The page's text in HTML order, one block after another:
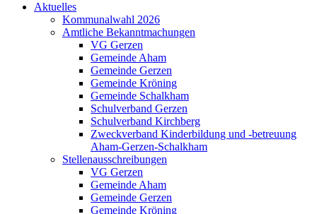
Aktuelles
Kommunalwahl 2026
Amtliche Bekanntmachungen
VG Gerzen
Gemeinde Aham
Gemeinde Gerzen
Gemeinde Kröning
Gemeinde Schalkham
Schulverband Gerzen
Schulverband Kirchberg
Zweckverband Kinderbildung und -betreuung
Aham-Gerzen-Schalkham
Stellenausschreibungen
VG Gerzen
Gemeinde Aham
Gemeinde Gerzen
Gemeinde Kröning